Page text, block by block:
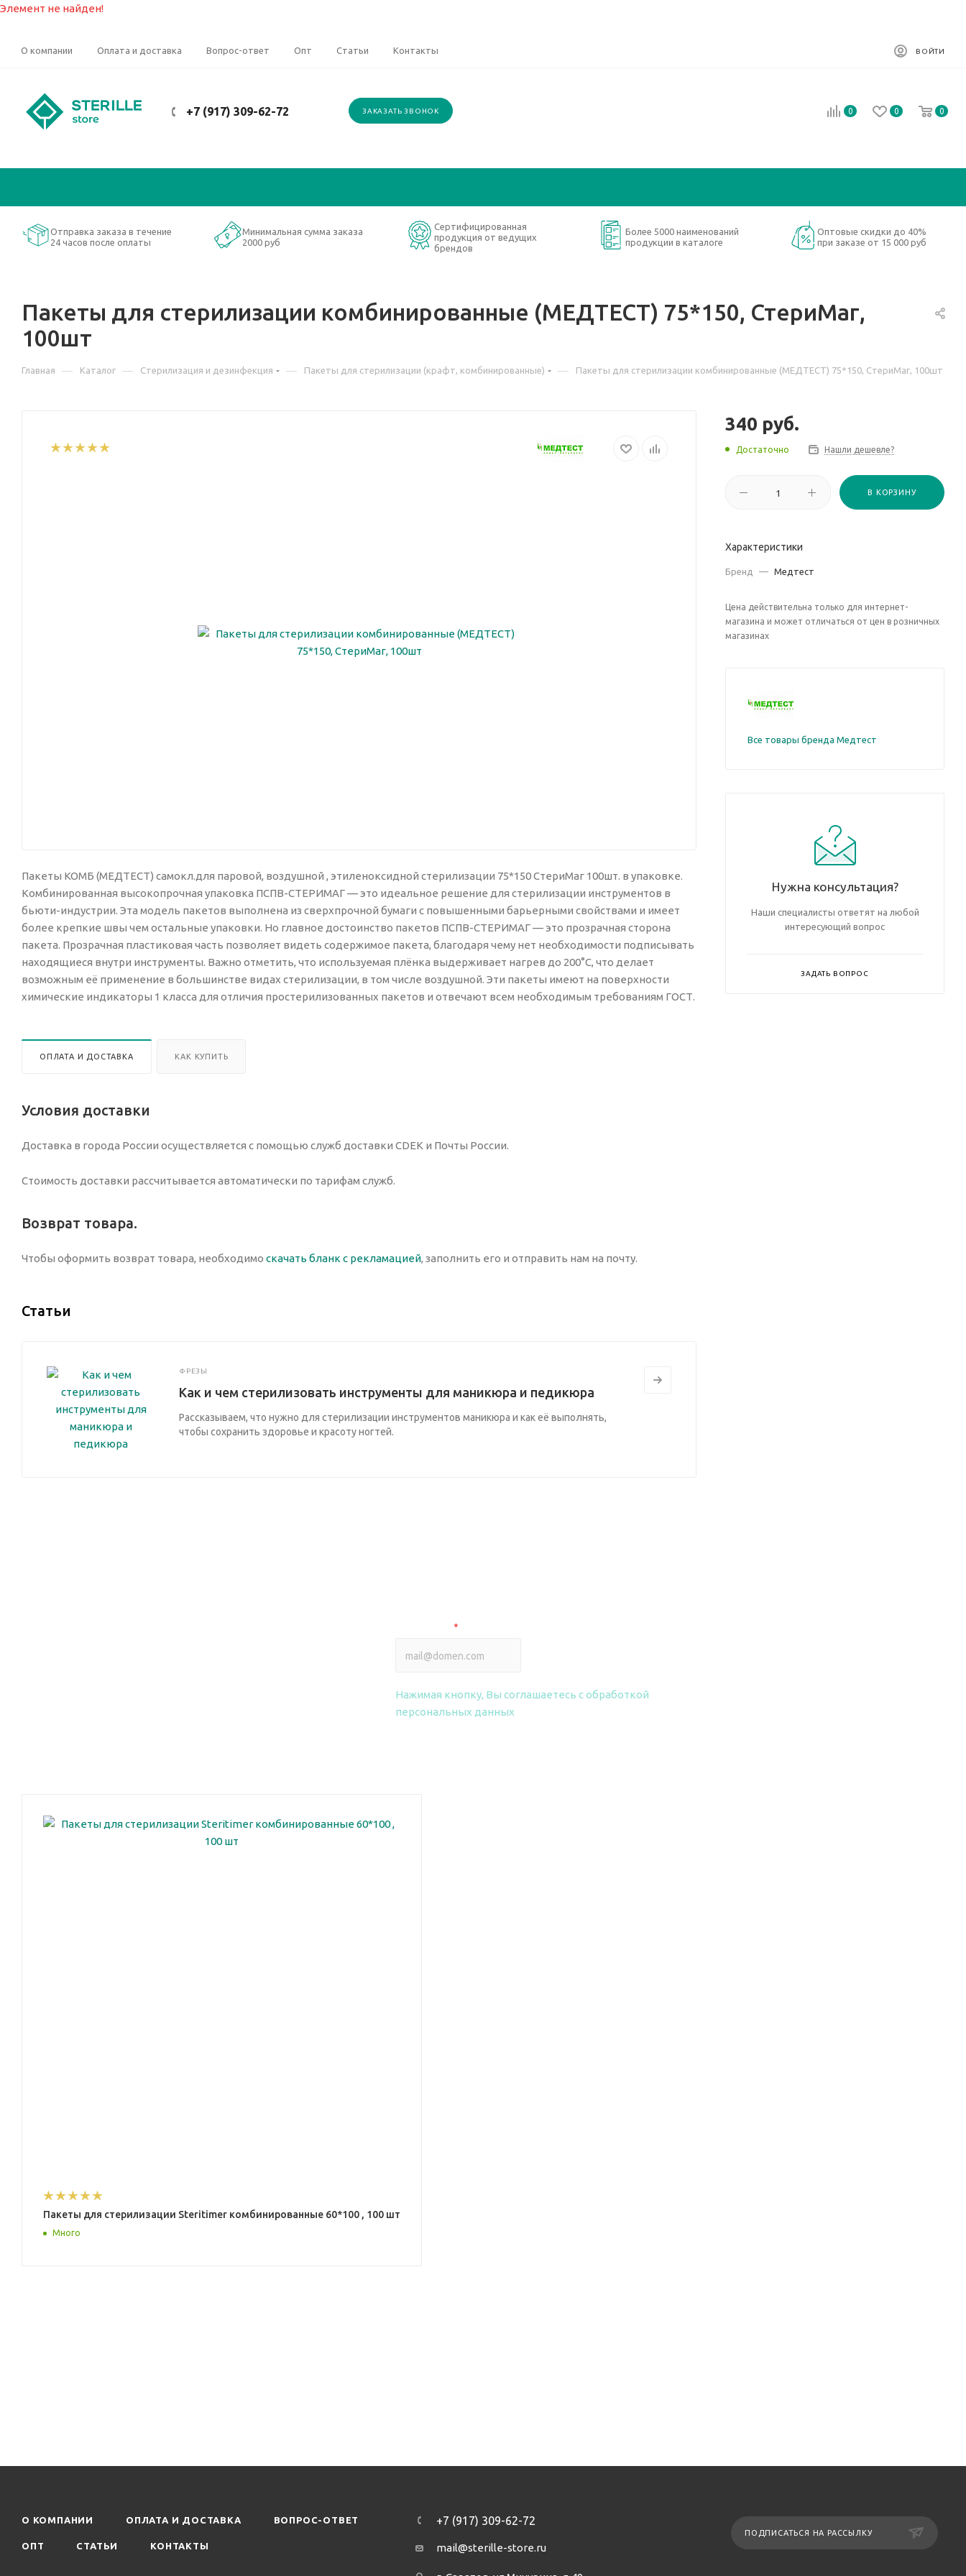
Элемент не найден!
О компании Оплата и доставка Вопрос-ответ Опт Статьи Контакты ВОЙТИ
+7 (917) 309-62-72 ЗАКАЗАТЬ ЗВОНОК 0 0 0
Отправка заказа в течение
24 часов после оплаты
Минимальная сумма заказа
2000 руб
Сертифицированная
продукция от ведущих
брендов
Более 5000 наименований
продукции в каталоге
Оптовые скидки до 40%
при заказе от 15 000 руб
Пакеты для стерилизации комбинированные (МЕДТЕСТ) 75*150, СтериМаг,
100шт
Главная — Каталог — Стерилизация и дезинфекция — Пакеты для стерилизации (крафт, комбинированные) — Пакеты для стерилизации комбинированные (МЕДТЕСТ) 75*150, СтериМаг, 100шт
Пакеты КОМБ (МЕДТЕСТ) самокл.для паровой, воздушной , этиленоксидной стерилизации 75*150 СтериМаг 100шт. в упаковке.
Комбинированная высокопрочная упаковка ПСПВ-СТЕРИМАГ — это идеальное решение для стерилизации инструментов в
бьюти-индустрии. Эта модель пакетов выполнена из сверхпрочной бумаги с повышенными барьерными свойствами и имеет
более крепкие швы чем остальные упаковки. Но главное достоинство пакетов ПСПВ-СТЕРИМАГ — это прозрачная сторона
пакета. Прозрачная пластиковая часть позволяет видеть содержимое пакета, благодаря чему нет необходимости подписывать
находящиеся внутри инструменты. Важно отметить, что используемая плёнка выдерживает нагрев до 200°С, что делает
возможным её применение в большинстве видах стерилизации, в том числе воздушной. Эти пакеты имеют на поверхности
химические индикаторы 1 класса для отличия простерилизованных пакетов и отвечают всем необходимым требованиям ГОСТ.
ОПЛАТА И ДОСТАВКА КАК КУПИТЬ
Условия доставки
Доставка в города России осуществляется с помощью служб доставки CDEK и Почты России.
Стоимость доставки рассчитывается автоматически по тарифам служб.
Возврат товара.
Чтобы оформить возврат товара, необходимо скачать бланк с рекламацией, заполнить его и отправить нам на почту.
Статьи
ФРЕЗЫ
Как и чем стерилизовать инструменты для маникюра и педикюра
Рассказываем, что нужно для стерилизации инструментов маникюра и как её выполнять,
чтобы сохранить здоровье и красоту ногтей.
*
Нажимая кнопку, Вы соглашаетесьс обработкой
персональных данных
Пакеты для стерилизации Steritimer комбинированные 60*100 , 100 шт
Много
340 руб.
Достаточно Нашли дешевле?
В КОРЗИНУ
Характеристики
Бренд — Медтест
Цена действительна только для интернет-
магазина и может отличаться от цен в розничных
магазинах
Все товары бренда Медтест
Нужна консультация?
Наши специалисты ответят на любой
интересующий вопрос
ЗАДАТЬ ВОПРОС
О КОМПАНИИ ОПЛАТА И ДОСТАВКА ВОПРОС-ОТВЕТ
ОПТ СТАТЬИ КОНТАКТЫ
+7 (917) 309-62-72
mail@sterille-store.ru
ПОДПИСАТЬСЯ НА РАССЫЛКУ